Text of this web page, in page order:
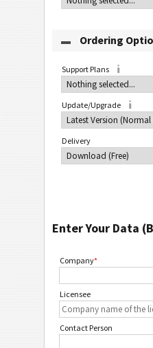
Ordering
Support Plans
Update/Upgrade
Delivery
Enter Your Data
Company*
Licensee
Contact Person